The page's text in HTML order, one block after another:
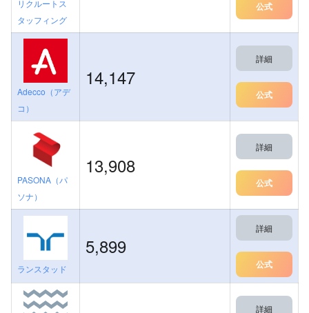
リクルートス
タッフィング
公式
Adecco（アデ
コ）
14,147
詳細
公式
PASONA（パ
ソナ）
13,908
詳細
公式
ランスタッド
5,899
詳細
公式
詳細